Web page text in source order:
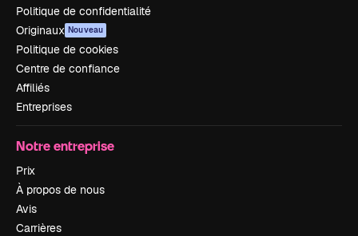
Politique de confidentialité
Originaux Nouveau
Politique de cookies
Centre de confiance
Affiliés
Entreprises
Notre entreprise
Prix
À propos de nous
Avis
Carrières